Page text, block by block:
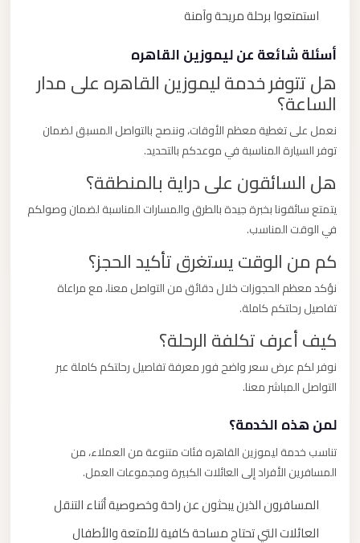
استمتعوا برحلة مريحة وآمنة
أسئلة شائعة عن ليموزين القاهره
هل تتوفر خدمة ليموزين القاهره على مدار
الساعة؟
نعمل على تغطية معظم الأوقات، وننصح بالتواصل المسبق لضمان
توفر السيارة المناسبة في موعدكم بالتحديد.
هل السائقون على دراية بالمنطقة؟
يتمتع سائقونا بخبرة جيدة بالطرق والمسارات المناسبة لضمان وصولكم
في الوقت المناسب.
كم من الوقت يستغرق تأكيد الحجز؟
نؤكد معظم الحجوزات خلال دقائق من التواصل معنا، مع مراعاة
تفاصيل رحلتكم كاملة.
كيف أعرف تكلفة الرحلة؟
نوفر لكم عرض سعر واضح فور معرفة تفاصيل رحلتكم كاملة عبر
التواصل المباشر معنا.
لمن هذه الخدمة؟
تناسب خدمة ليموزين القاهره فئات متنوعة من العملاء، من
المسافرين الأفراد إلى العائلات الكبيرة ومجموعات العمل.
المسافرون الذين يبحثون عن راحة وخصوصية أثناء التنقل
العائلات التي تحتاج مساحة كافية للأمتعة والأطفال